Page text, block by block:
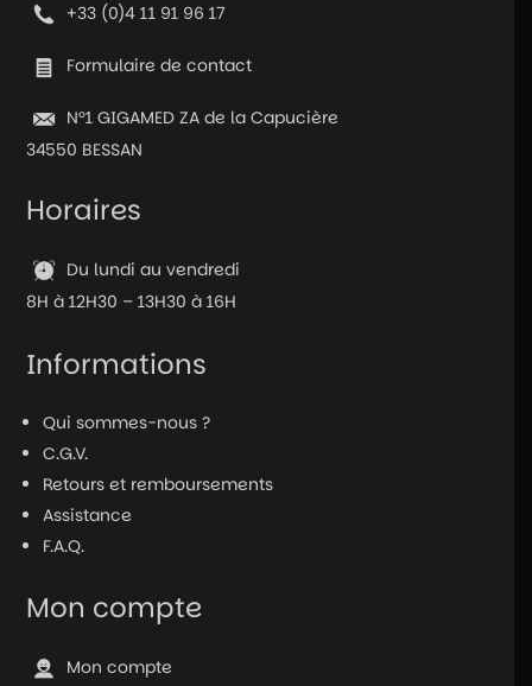
nacré
+33 (0)4 11 91 96 17
Formulaire de contact
N°1 GIGAMED ZA de la Capucière
34550 BESSAN
Horaires
Du lundi au vendredi
8H à 12H30 – 13H30 à 16H
Informations
Qui sommes-nous ?
C.G.V.
Retours et remboursements
Assistance
F.A.Q.
Mon compte
Mon compte